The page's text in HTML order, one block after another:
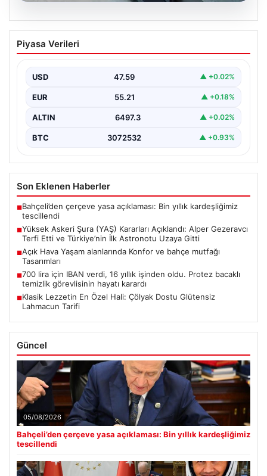
Açık Hava Yaşam alanlarında Konfor ve
bahçe mutfağı Tasarımları
değerli alanlarından bir tanesi gelmiştir. Yeşille iç…
Piyasa Verileri
USD 47.59 ▲ +0.02%
EUR 55.21 ▲ +0.18%
ALTIN 6497.3 ▲ +0.02%
BTC 3072532 ▲ +0.93%
Son Eklenen Haberler
■Bahçeli’den çerçeve yasa açıklaması: Bin yıllık kardeşliğimiz
tescillendi
■Yüksek Askeri Şura (YAŞ) Kararları Açıklandı: Alper Gezeravcı
Terfi Etti ve Türkiye’nin İlk Astronotu Uzaya Gitti
■Açık Hava Yaşam alanlarında Konfor ve bahçe mutfağı
Tasarımları
■700 lira için IBAN verdi, 16 yıllık işinden oldu. Protez bacaklı
temizlik görevlisinin hayatı karardı
■Klasik Lezzetin En Özel Hali: Çölyak Dostu Glütensiz
Lahmacun Tarifi
Güncel
05/08/2026
Bahçeli’den çerçeve yasa açıklaması: Bin yıllık kardeşliğimiz
tescillendi